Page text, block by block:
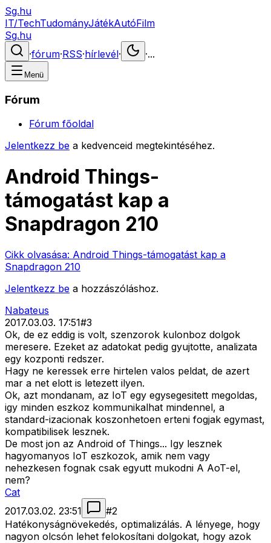
Sg.hu
IT/TechTudományJátékAutóFilm
Sg.hu
·fórum·RSS·hírlevél· ·...
Menü
Fórum
Fórum főoldal
Jelentkezz be a kedvenceid megtekintéséhez.
Android Things-
támogatást kap a
Snapdragon 210
Cikk olvasása: Android Things-támogatást kap a
Snapdragon 210
Jelentkezz be a hozzászóláshoz.
Nabateus
2017.03.03. 17:51#3
Ok, de ez eddig is volt, szenzorok kulonboz dolgok
meresere. Ezeket az adatokat pedig gyujtotte, analizata
egy kozponti redszer.
Hagy ne keressek erre hirtelen valos peldat, de azert
mar a net elott is letezett ilyen.
Ok, azt mondanam, az IoT egy egysegesitett megoldas,
igy minden eszkoz kommunikalhat mindennel, a
standard-izacionak koszonhetoen erteni fogjak egymast,
kompatibilisek lesznek.
De most jon az Android of Things... Igy lesznek
hagyomanyos IoT eszkozok, amik nem vagy
nehezkesen fognak csak egyutt mukodni A AoT-el,
nem?
Cat
2017.03.02. 23:51
#2
Hatékonyságnövekedés, optimalizálás. A lényege, hogy
nagyon olcsón lehet felokosítani dolgokat, hogy azok